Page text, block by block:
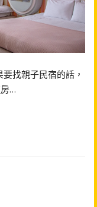
找親子民宿的話，
…